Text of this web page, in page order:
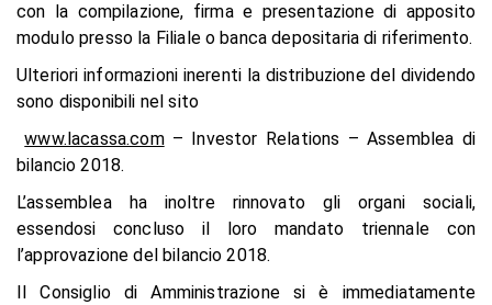
con la compilazione, firma e presentazione di apposito
modulo presso la Filiale o banca depositaria di riferimento.
Ulteriori informazioni inerenti la distribuzione del dividendo
sono disponibili nel sito
www.lacassa.com– Investor Relations – Assemblea di
bilancio 2018.
L’assemblea ha inoltre rinnovato gli organi sociali,
essendosi concluso il loro mandato triennale con
l’approvazione del bilancio 2018.
Il Consiglio di Amministrazione si è immediatamente